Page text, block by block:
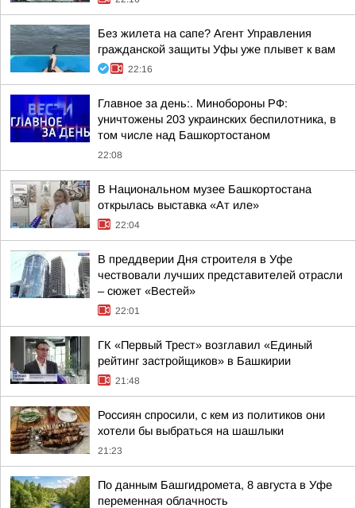
Без жилета на сапе? Агент Управления
гражданской защиты Уфы уже плывет к вам
22:16
Главное за день:. Минобороны РФ:
уничтожены 203 украинских беспилотника, в
том числе над Башкортостаном
22:08
В Национальном музее Башкортостана
открылась выставка «Ат иле»
22:04
В преддверии Дня строителя в Уфе
чествовали лучших представителей отрасли
– сюжет «Вестей»
22:01
ГК «Первый Трест» возглавил «Единый
рейтинг застройщиков» в Башкирии
21:48
Россиян спросили, с кем из политиков они
хотели бы выбраться на шашлыки
21:23
По данным Башгидромета, 8 августа в Уфе
переменная облачность